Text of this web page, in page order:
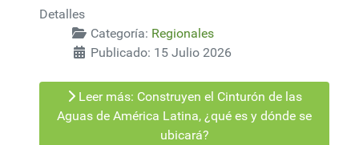
Detalles
Categoría: Regionales
Publicado: 15 Julio 2026
Leer más: Construyen el Cinturón de las
Aguas de América Latina, ¿qué es y dónde se
ubicará?